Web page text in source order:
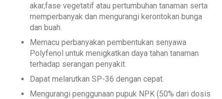
akar,fase vegetatif atau pertumbuhan tanaman serta
memperbanyak dan mengurangi kerontokan bunga
dan buah.
Memacu perbanyakan pembentukan senyawa
Polyfenol untuk menigkatkan daya tahan tanaman
terhadap serangan penyakit.
Dapat melarutkan SP-36 dengan cepat.
Mengurangi penggunaan pupuk NPK (50% dari dosis